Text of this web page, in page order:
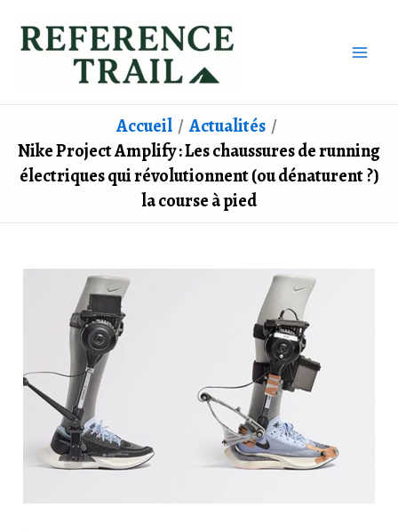
Accueil
Actualités
Nike Project Amplify : Les chaussures de running
électriques qui révolutionnent (ou dénaturent ?)
la course à pied